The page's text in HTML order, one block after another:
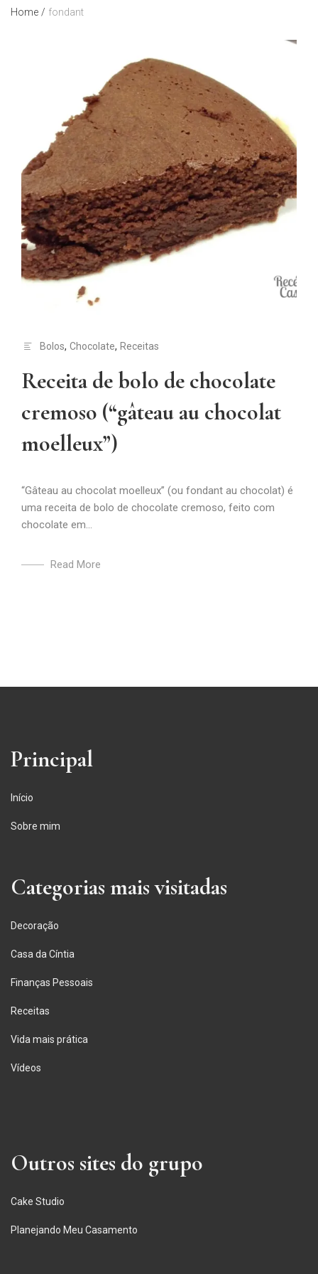
Home / fondant
Bolos, Chocolate, Receitas
Receita de bolo de chocolate
cremoso (“gâteau au chocolat
moelleux”)
“Gâteau au chocolat moelleux” (ou fondant au chocolat) é
uma receita de bolo de chocolate cremoso, feito com
chocolate em...
Read More
Principal
Início
Sobre mim
Categorias mais visitadas
Decoração
Casa da Cíntia
Finanças Pessoais
Receitas
Vida mais prática
Vídeos
Outros sites do grupo
Cake Studio
Planejando Meu Casamento